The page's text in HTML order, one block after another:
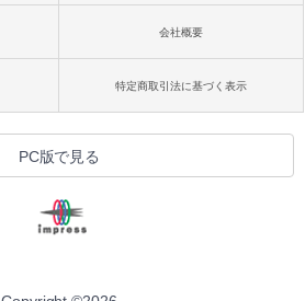
会社概要
特定商取引法に基づく表示
PC版で見る